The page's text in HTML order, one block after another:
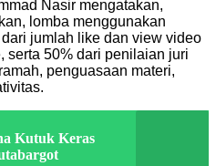
Nasir mengatakan,
lomba menggunakan
jumlah like dan view video
serta 50% dari penilaian juri
penguasaan materi,
Kutuk Keras